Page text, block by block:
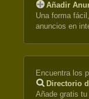
Añadir
Una forma
anuncios en
Encuentra los
Directorio
Añade gratis